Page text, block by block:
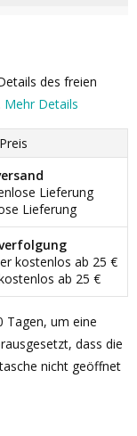
des freien
Mehr Details
Lieferung
Lieferung
kostenlos ab 25 €
ab 25 €
Tagen, um eine
dass die
nicht geöffnet